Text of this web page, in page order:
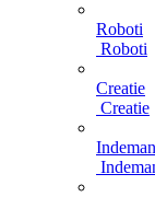
Roboti
Roboti
Creatie
Creatie